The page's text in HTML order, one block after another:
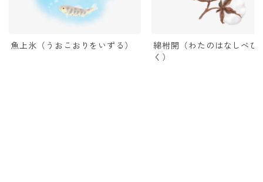
魚上氷（うおこおりをいずる）
綿柎開（わたのはなしべひ
く）